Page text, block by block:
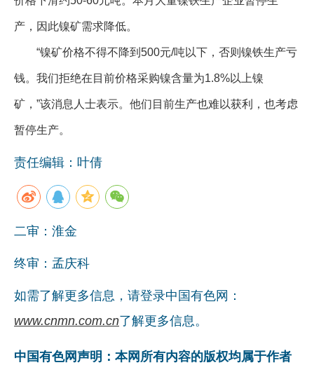
产，因此镍矿需求降低。
“镍矿价格不得不降到500元/吨以下，否则镍铁生产亏
钱。我们拒绝在目前价格采购镍含量为1.8%以上镍
矿，”该消息人士表示。他们目前生产也难以获利，也考虑
暂停生产。
责任编辑：叶倩
二审：淮金
终审：孟庆科
如需了解更多信息，请登录中国有色网：
www.cnmn.com.cn了解更多信息。
中国有色网声明：本网所有内容的版权均属于作者